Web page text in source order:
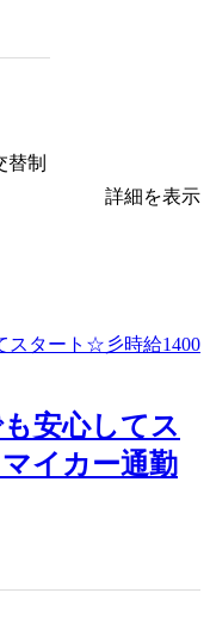
替制
詳細を表示
安心してス
イカー通勤